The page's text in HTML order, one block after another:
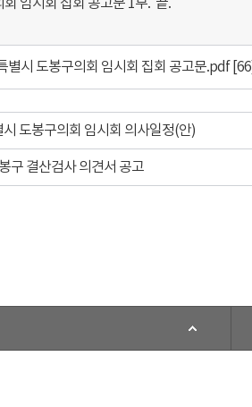
임시회 집회 공고문 1부. 끝.
별시 도봉구의회 임시회 집회 공고문.pdf [66]
도봉구의회 임시회 의사일정(안)
구 결산검사 의견서 공고